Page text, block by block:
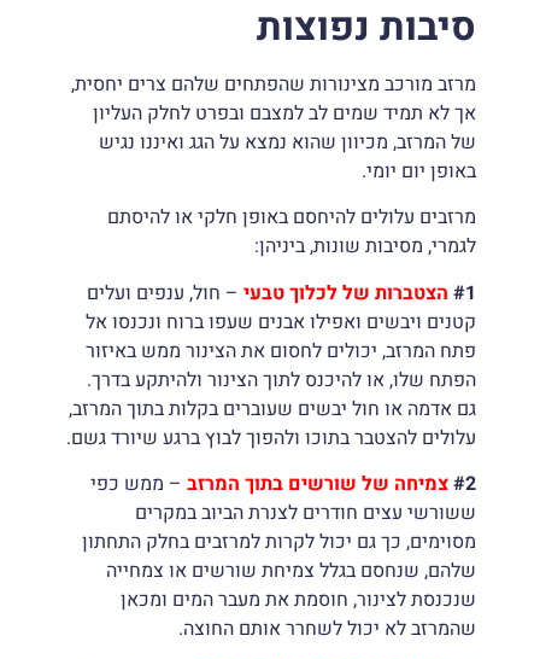
סיבות נפוצות
מרזב מורכב מצינורות שהפתחים שלהם צרים יחסית,
אך לא תמיד שמים לב למצבם ובפרט לחלק העליון
של המרזב, מכיוון שהוא נמצא על הגג ואיננו נגיש
באופן יום יומי.
מרזבים עלולים להיחסם באופן חלקי או להיסתם
לגמרי, מסיבות שונות, ביניהן:
#1 הצטברות של לכלוך טבעי– חול, ענפים ועלים
קטנים ויבשים ואפילו אבנים שעפו ברוח ונכנסו אל
פתח המרזב, יכולים לחסום את הצינור ממש באיזור
הפתח שלו, או להיכנס לתוך הצינור ולהיתקע בדרך.
גם אדמה או חול יבשים שעוברים בקלות בתוך המרזב,
עלולים להצטבר בתוכו ולהפוך לבוץ ברגע שיורד גשם.
#2צמיחה של שורשים בתוך המרזב– ממש כפי
ששורשי עצים חודרים לצנרת הביוב במקרים
מסוימים, כך גם יכול לקרות למרזבים בחלק התחתון
שלהם, שנחסם בגלל צמיחת שורשים או צמחייה
שנכנסת לצינור, חוסמת את מעבר המים ומכאן
שהמרזב לא יכול לשחרר אותם החוצה.